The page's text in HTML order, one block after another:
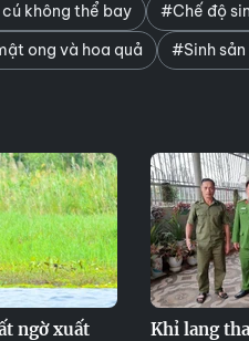
không thể bay
#Chế độ
ong và hoa quả #Sinh
ngờ xuất
Khỉ lang